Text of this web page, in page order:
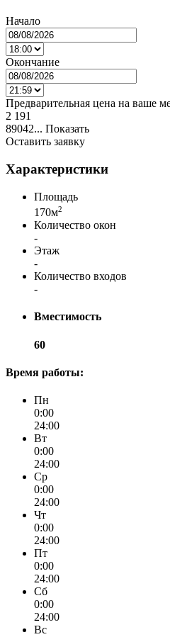
Начало
Окончание
Предварительная цена на ваше
2 191
89042... Показать
Оставить заявку
Характеристики
Площадь
170м2
Количество окон
-
Этаж
-
Количество входов
-
Вместимость
60
Время работы:
Пн
0:00
24:00
Вт
0:00
24:00
Ср
0:00
24:00
Чт
0:00
24:00
Пт
0:00
24:00
Сб
0:00
24:00
Вс